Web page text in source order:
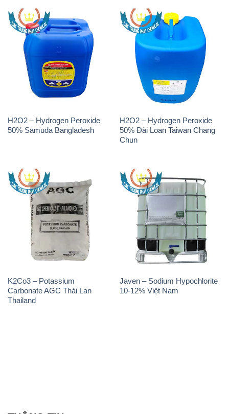
H2O2 – Hydrogen Peroxide
50% Samuda Bangladesh
H2O2 – Hydrogen Peroxide
50% Đài Loan Taiwan Chang
K2Co3 – Potassium
Carbonate AGC Thái Lan
Thailand
Javen – Sodium Hypochlorite
10-12% Việt Nam